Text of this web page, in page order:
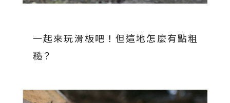
一起來玩滑板吧！但這地怎麼有點粗
糙？